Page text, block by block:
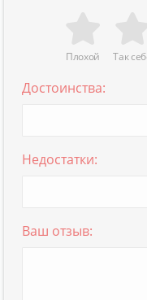
Плохой Так
Достоинства:
Недостатки:
Ваш отзыв: